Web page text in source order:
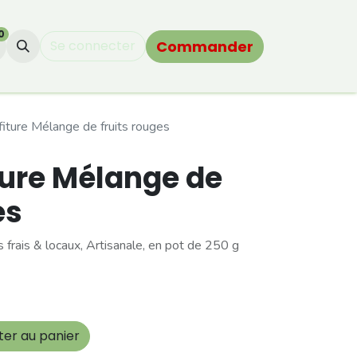
Se connecter Commander
Mélange de fruits rouges
Mélange de
& locaux, Artisanale, en pot de 250 g
au panier